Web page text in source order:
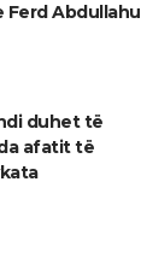
Ferd Abdullahu
duhet të
afatit të